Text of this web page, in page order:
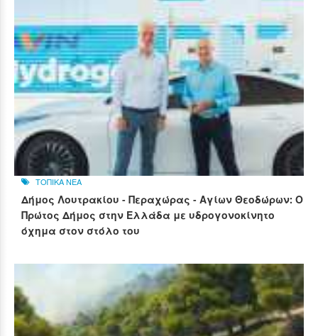
ΤΟΠΙΚΑ ΝΕΑ
Δήμος Λουτρακίου - Περαχώρας - Αγίων Θεοδώρων: Ο
Πρώτος Δήμος στην Ελλάδα με υδρογονοκίνητο
όχημα στον στόλο του